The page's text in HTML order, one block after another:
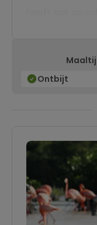
Plaza Mayor,
veleOntbijt